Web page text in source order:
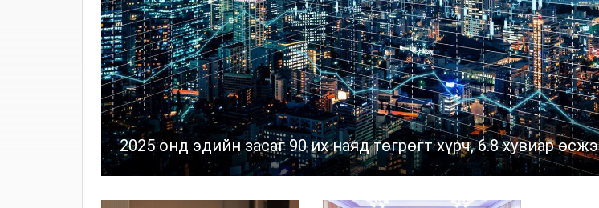
2025 онд эдийн засаг 90 их наяд төгрөгт хүрч, 6.8 хувиар